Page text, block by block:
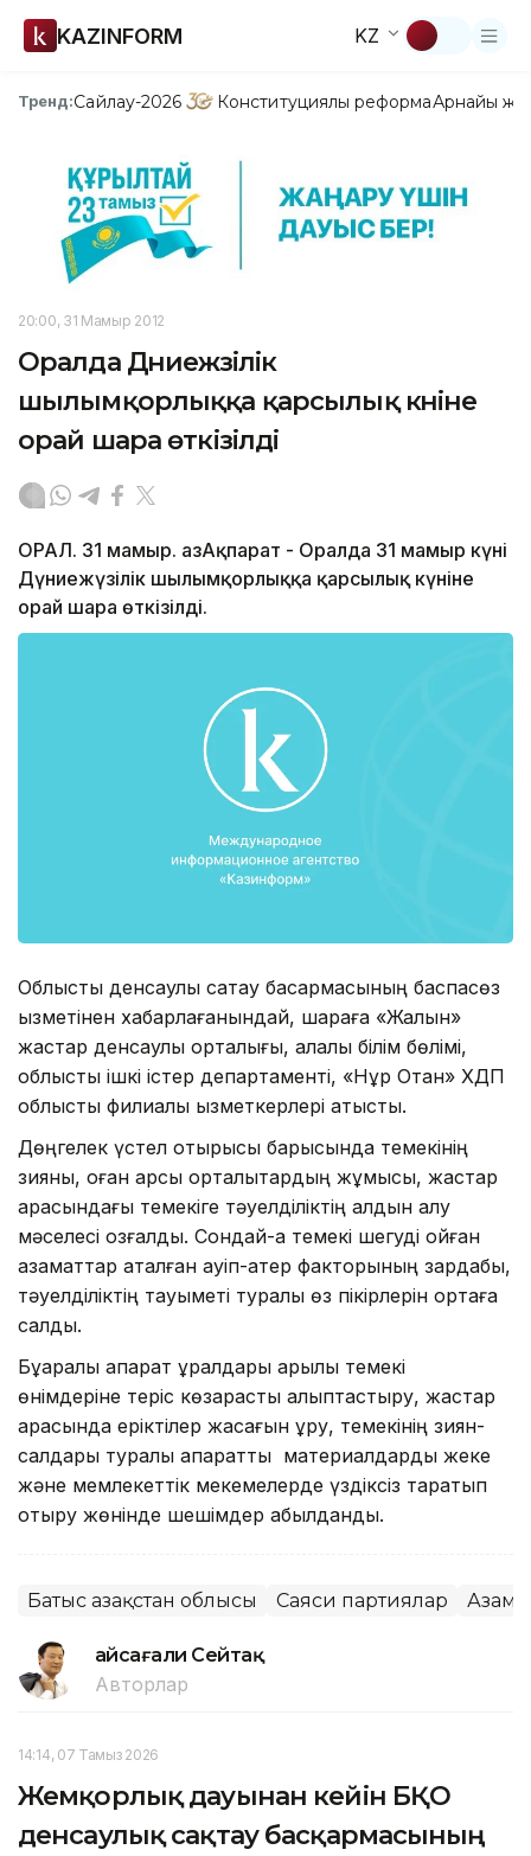
KAZINFORM KZ
Тренд:Сайлау-2026 Конституциялық реформаАрнайы
20:00, 31 Мамыр 2012
Оралда Дүниежүзілік
шылымқорлыққа қарсылық күніне
орай шара өткізілді
ОРАЛ. 31 мамыр. ҚазАқпарат - Оралда 31 мамыр күні
Дүниежүзілік шылымқорлыққа қарсылық күніне
орай шара өткізілді.
Облыстық денсаулық сақтау басқармасының баспасөз
қызметінен хабарлағанындай, шараға «Жалын»
жастар денсаулық орталығы, қалалық білім бөлімі,
облыстық ішкі істер департаменті, «Нұр Отан» ХДП
облыстық филиалы қызметкерлері қатысты.
Дөңгелек үстел отырысы барысында темекінің
зияны, оған қарсы орталықтардың жұмысы, жастар
арасындағы темекіге тәуелділіктің алдын алу
мәселесі қозғалды. Сондай-ақ темекі шегуді қойған
азаматтар аталған қауіп-қатер факторының зардабы,
тәуелділіктің тауқыметі туралы өз пікірлерін ортаға
салды.
Бұқаралық ақпарат құралдары арқылы темекі
өнімдеріне теріс көзқарасты қалыптастыру, жастар
арасында еріктілер жасағын құру, темекінің зиян-
салдары туралы ақпараттық материалдарды жеке
және мемлекеттік мекемелерде үздіксіз таратып
отыру жөнінде шешімдер қабылданды.
Батыс Қазақстан облысы Саяси партиялар
Ғайсағали Сейтақ
Авторлар
14:14, 07 Тамыз 2026
Жемқорлық дауынан кейін БҚО
денсаулық сақтау басқармасының